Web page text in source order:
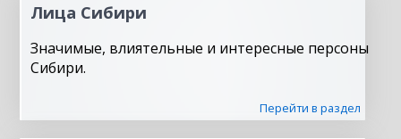
Лица Сибири
Значимые, влиятельные и интересные персоны
Сибири.
Перейти в раздел